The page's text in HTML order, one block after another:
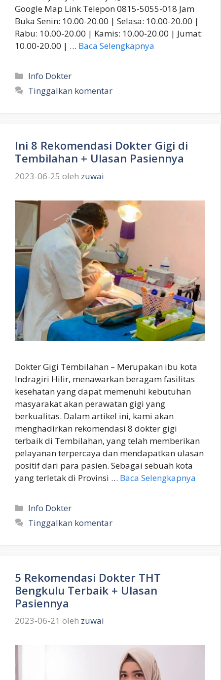
Google Map Link Telepon 0815-5055-018 Jam
Buka Senin: 10.00-20.00 | Selasa: 10.00-20.00 |
Rabu: 10.00-20.00 | Kamis: 10.00-20.00 | Jumat:
10.00-20.00 | … Baca Selengkapnya
Kategori
Info Dokter
Tinggalkan komentar
Ini 8 Rekomendasi Dokter Gigi di
Tembilahan + Ulasan Pasiennya
2023-06-25 oleh zuwai
Dokter Gigi Tembilahan – Merupakan ibu kota
Indragiri Hilir, menawarkan beragam fasilitas
kesehatan yang dapat memenuhi kebutuhan
masyarakat akan perawatan gigi yang
berkualitas. Dalam artikel ini, kami akan
menghadirkan rekomendasi 8 dokter gigi
terbaik di Tembilahan, yang telah memberikan
pelayanan terpercaya dan mendapatkan ulasan
positif dari para pasien. Sebagai sebuah kota
yang terletak di Provinsi … Baca Selengkapnya
Kategori
Info Dokter
Tinggalkan komentar
5 Rekomendasi Dokter THT
Bengkulu Terbaik + Ulasan
Pasiennya
2023-06-21 oleh zuwai